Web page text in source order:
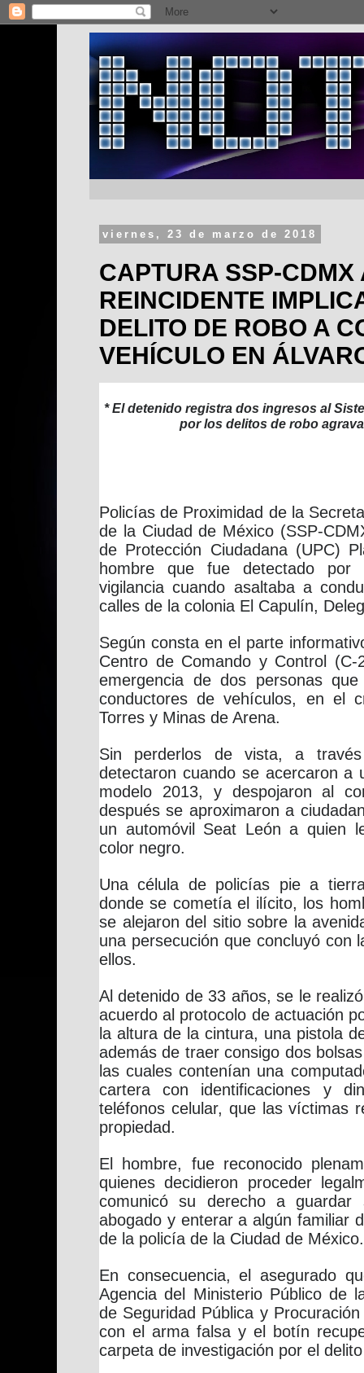
viernes, 23 de marzo de 2018
CAPTURA SSP-CDMX
REINCIDENTE
DELITO DE ROBO A
VEHÍCULO EN
* El detenido registra dos ingresos al
por los delitos de robo
Policías de Proximidad de la
de la Ciudad de México (SSP-
de Protección Ciudadana (UPC)
hombre que fue detectado por
vigilancia cuando asaltaba a
calles de la colonia El Capulín,
Según consta en el parte
Centro de Comando y Control
emergencia de dos personas
conductores de vehículos, en el
Torres y Minas de Arena.
Sin perderlos de vista, a
detectaron cuando se acercaron a
modelo 2013, y despojaron al
después se aproximaron a
un automóvil Seat León a quien
color negro.
Una célula de policías pie a
donde se cometía el ilícito, los
se alejaron del sitio sobre la
una persecución que concluyó con
ellos.
Al detenido de 33 años, se le
acuerdo al protocolo de actuación
la altura de la cintura, una pistola
además de traer consigo dos
las cuales contenían una
cartera con identificaciones y
teléfonos celular, que las víctimas
propiedad.
El hombre, fue reconocido
quienes decidieron proceder
comunicó su derecho a guardar
abogado y enterar a algún familiar
de la policía de la Ciudad de México.
En consecuencia, el asegurado
Agencia del Ministerio Público de
de Seguridad Pública y
con el arma falsa y el botín
carpeta de investigación por el